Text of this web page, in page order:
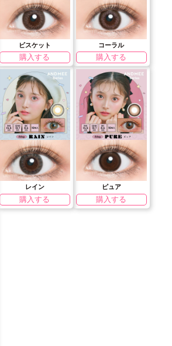
ビスケット
購入する
コーラル
購入する
レイン
購入する
ピュア
購入する